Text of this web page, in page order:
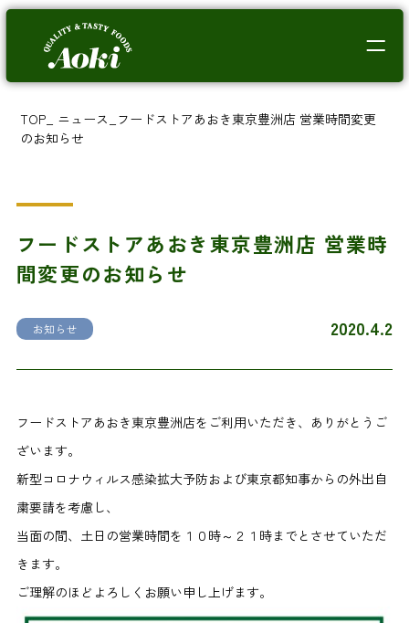
TOP ニュース
フードストアあおき東京豊洲店 営業時間変更
のお知らせ
フードストアあおき東京豊洲店 営業時
間変更のお知らせ
お知らせ 2020.4.2
フードストアあおき東京豊洲店をご利用いただき、ありがとうご
ざいます。
新型コロナウィルス感染拡大予防および東京都知事からの外出自
粛要請を考慮し、
当面の間、土日の営業時間を１０時～２１時までとさせていただ
きます。
ご理解のほどよろしくお願い申し上げます。